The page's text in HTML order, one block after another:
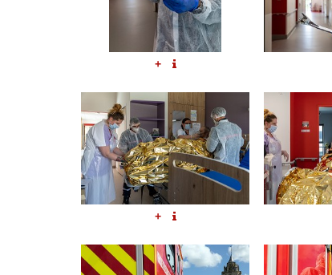
+
+